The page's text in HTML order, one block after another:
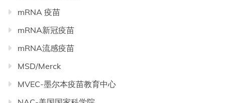
mRNA 疫苗
mRNA新冠疫苗
mRNA流感疫苗
MSD/Merck
MVEC-墨尔本疫苗教育中心